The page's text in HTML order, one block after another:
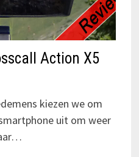
Action X5
kiezen we om
uit om weer